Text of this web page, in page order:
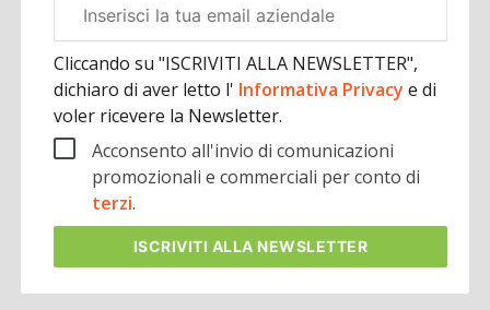
aziendale
Cliccando su "ISCRIVITI ALLA NEWSLETTER",
dichiaro di aver letto l' Informativa Privacye di
voler ricevere la Newsletter.
Acconsento all'invio di comunicazioni
promozionali e commerciali per conto di
terzi.
ISCRIVITI ALLA NEWSLETTER